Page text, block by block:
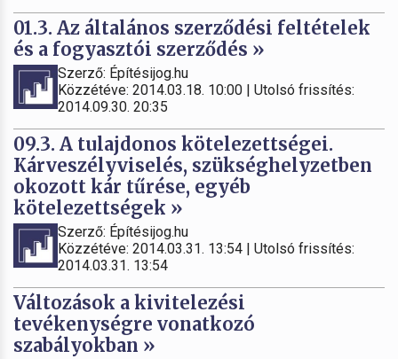
01.3. Az általános szerződési feltételek
és a fogyasztói szerződés »
Szerző: Építésijog.hu
Közzétéve: 2014.03.18. 10:00 | Utolsó frissítés:
2014.09.30. 20:35
09.3. A tulajdonos kötelezettségei.
Kárveszélyviselés, szükséghelyzetben
okozott kár tűrése, egyéb
kötelezettségek »
Szerző: Építésijog.hu
Közzétéve: 2014.03.31. 13:54 | Utolsó frissítés:
2014.03.31. 13:54
Változások a kivitelezési
tevékenységre vonatkozó
szabályokban »